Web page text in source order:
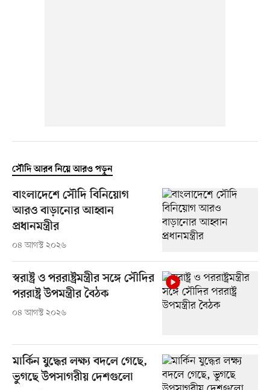
সৌদি আরব নিয়ে আরও পড়ুন
বাংলাদেশে সৌদি বিনিয়োগ
আরও বাড়ানোর আহ্বান
প্রধানমন্ত্রীর
০৪ আগস্ট ২০২৬
স্বরাষ্ট্র ও পররাষ্ট্রমন্ত্রীর সঙ্গে সৌদির
পররাষ্ট্র উপমন্ত্রীর বৈঠক
০৪ আগস্ট ২০২৬
মার্কিন যুদ্ধের লক্ষ্য বদলে গেছে,
ভুগছে উপসাগরীয় দেশগুলো